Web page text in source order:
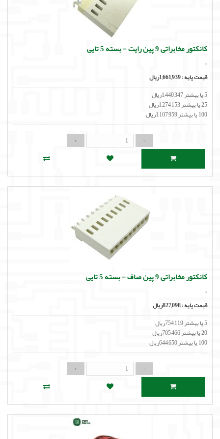
کانکتور مخابراتی 9 پین رایت - بسته 5 تایی
..
قیمت پایه :1,661,939ریال
5 یا بیشتر 1,440,347ریال
25 یا بیشتر 1,274,153ریال
100 یا بیشتر 1,107,959ریال
کانکتور مخابراتی 9 پین صاف - بسته 5 تایی
..
قیمت پایه :827,098ریال
5 یا بیشتر 754,119ریال
20 یا بیشتر 705,466ریال
100 یا بیشتر 644,650ریال